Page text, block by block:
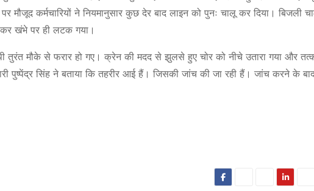
कर्मचारियों ने नियमानुसार कुछ देर बाद लाइन को पुनः चालू कर दिया। बिजली
खंभे पर ही लटक गया।
मौके से फरार हो गए। क्रेन की मदद से झुलसे हुए चोर को नीचे उतारा गया और
पुष्पेंद्र सिंह ने बताया कि तहरीर आई हैं। जिसकी जांच की जा रही हैं। जांच करने के